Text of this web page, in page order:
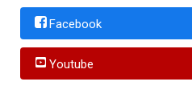
Facebook
Youtube